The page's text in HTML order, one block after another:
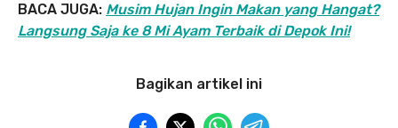
BACA JUGA: Musim Hujan Ingin Makan yang Hangat?
Langsung Saja ke 8 Mi Ayam Terbaik di Depok Ini!
Bagikan artikel ini